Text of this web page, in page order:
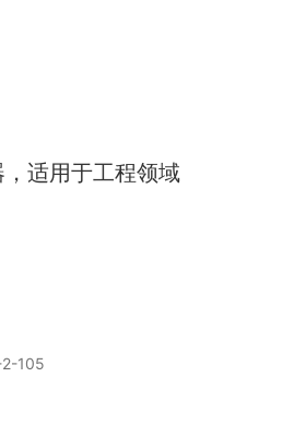
适用于工程领域
105